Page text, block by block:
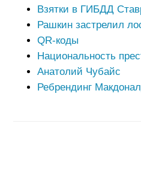
Взятки в ГИБДД
Рашкин застрелил
QR-коды
Национальность
Анатолий Чубайс
Ребрендинг